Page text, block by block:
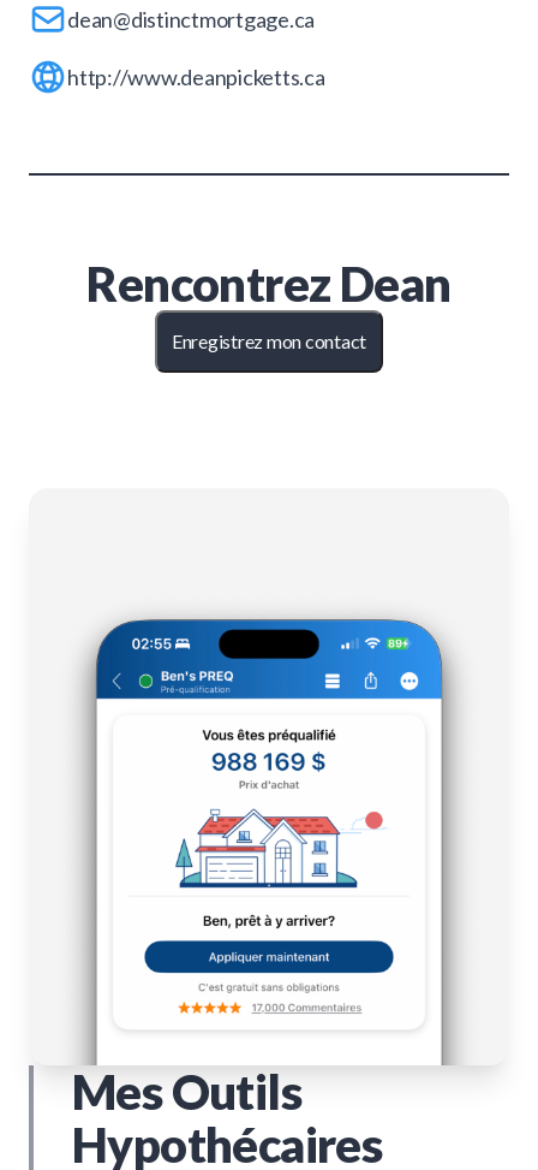
dean@distinctmortgage.ca
http://www.deanpicketts.ca
Rencontrez Dean
Enregistrez mon contact
Mes Outils
Hypothécaires